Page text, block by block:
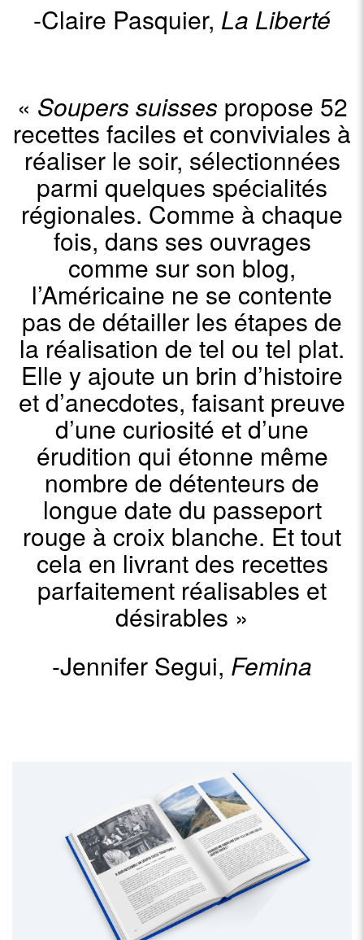
-Claire Pasquier, La Liberté
« Soupers suisses propose 52
recettes faciles et conviviales à
réaliser le soir, sélectionnées
parmi quelques spécialités
régionales. Comme à chaque
fois, dans ses ouvrages
comme sur son blog,
l’Américaine ne se contente
pas de détailler les étapes de
la réalisation de tel ou tel plat.
Elle y ajoute un brin d’histoire
et d’anecdotes, faisant preuve
d’une curiosité et d’une
érudition qui étonne même
nombre de détenteurs de
longue date du passeport
rouge à croix blanche. Et tout
cela en livrant des recettes
parfaitement réalisables et
désirables »
-Jennifer Segui, Femina